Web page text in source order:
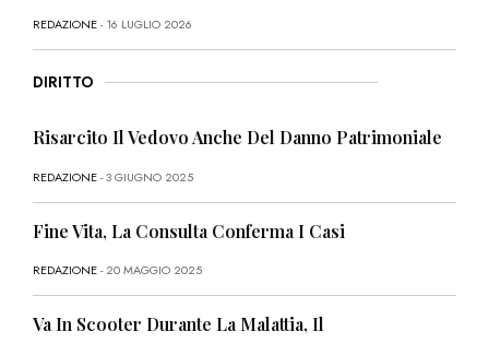
REDAZIONE- 16 LUGLIO 2026
DIRITTO
Risarcito Il Vedovo Anche Del Danno Patrimoniale
REDAZIONE- 3 GIUGNO 2025
Fine Vita, La Consulta Conferma I Casi
REDAZIONE- 20 MAGGIO 2025
Va In Scooter Durante La Malattia, Il